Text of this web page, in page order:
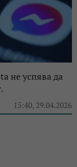
не успява да
15:40, 29.04.2026